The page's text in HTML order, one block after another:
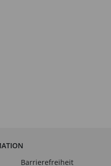
Barrierefreiheit